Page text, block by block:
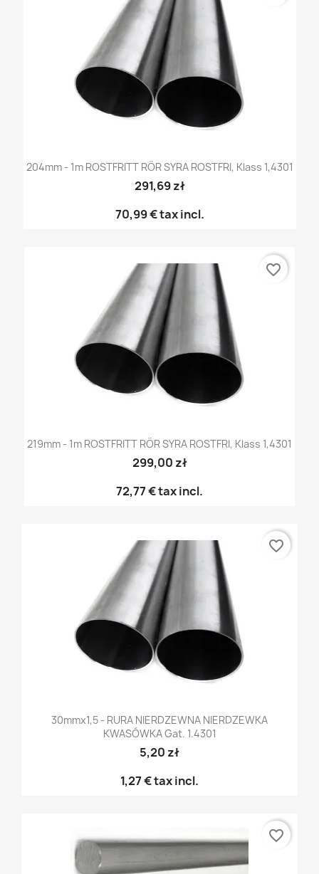
204mm - 1m ROSTFRITT RÖR SYRA ROSTFRI, Klass 1,4301
291,69 zł
70,99 €tax incl.
219mm - 1m ROSTFRITT RÖR SYRA ROSTFRI, Klass 1,4301
299,00 zł
72,77 €tax incl.
favorite_border
30mmx1,5 - RURA NIERDZEWNA NIERDZEWKA
KWASÓWKA Gat. 1.4301
5,20 zł
1,27 €tax incl.
favorite_border
favorite_border